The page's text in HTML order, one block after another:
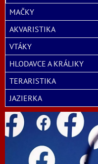
MAČKY
AKVARISTIKA
VTÁKY
HLODAVCE A KRÁLIKY
TERARISTIKA
JAZIERKA